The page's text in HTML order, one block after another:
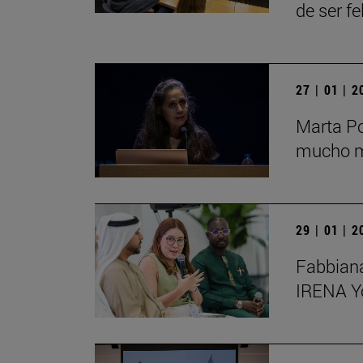
de ser
27 | 01 |
Marta
mucho
29 | 01 |
IRENA